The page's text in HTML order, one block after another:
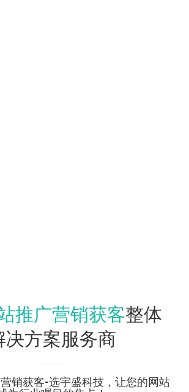
推广营销获客整体
决方案服务商
销获客-选宇盛科技，让您的网站